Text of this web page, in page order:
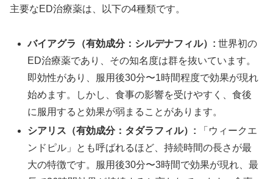
主要なED治療薬は、以下の4種類です。
バイアグラ（有効成分：シルデナフィル）: 世界初の
ED治療薬であり、その知名度は群を抜いています。
即効性があり、服用後30分〜1時間程度で効果が現れ
始めます。しかし、食事の影響を受けやすく、食後
に服用すると効果が弱まることがあります。
シアリス（有効成分：タダラフィル）: 「ウィークエ
ンドピル」とも呼ばれるほど、持続時間の長さが最
大の特徴です。服用後30分〜3時間で効果が現れ、最